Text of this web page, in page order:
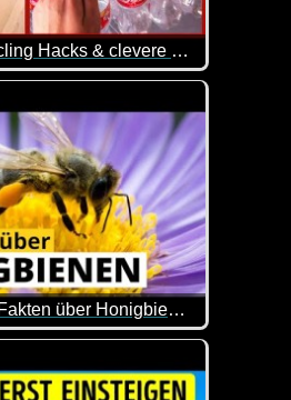
Geniale Recycling Hacks & clevere Wege um alles um dich herum wiederzuverwerten
man nicht mit allen Tipps was
28 Steckbrief-Fakten über Honigbienen
und zum Tag der Honigbiene